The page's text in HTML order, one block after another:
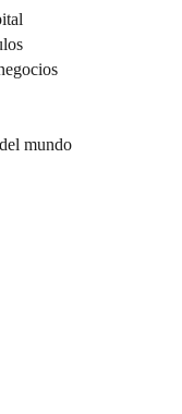
mundo